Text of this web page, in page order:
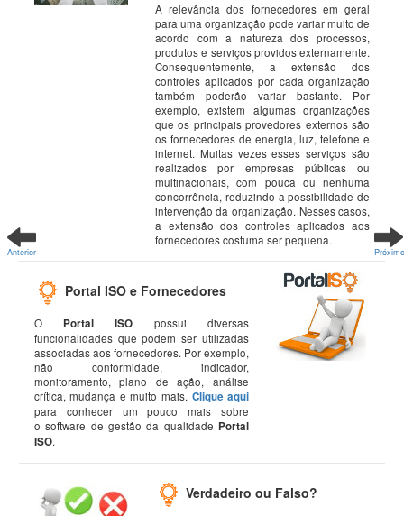
A relevância dos fornecedores em geral
para uma organização pode variar muito de
acordo com a natureza dos processos,
produtos e serviços providos externamente.
Consequentemente, a extensão dos
controles aplicados por cada organização
também poderão variar bastante. Por
exemplo, existem algumas organizações
que os principais provedores externos são
os fornecedores de energia, luz, telefone e
internet. Muitas vezes esses serviços são
realizados por empresas públicas ou
multinacionais, com pouca ou nenhuma
concorrência, reduzindo a possibilidade de
intervenção da organização. Nesses casos,
a extensão dos controles aplicados aos
fornecedores costuma ser pequena.
Portal ISO e Fornecedores
OPortal ISO possui diversas
funcionalidades que podem ser utilizadas
associadas aos fornecedores. Por exemplo,
não conformidade, indicador,
monitoramento, plano de ação, análise
crítica, mudança e muito mais. Clique aqui
para conhecer um pouco mais sobre
o software de gestão da qualidadePortal
ISO.
Verdadeiro ou Falso?
Anterior Próximo